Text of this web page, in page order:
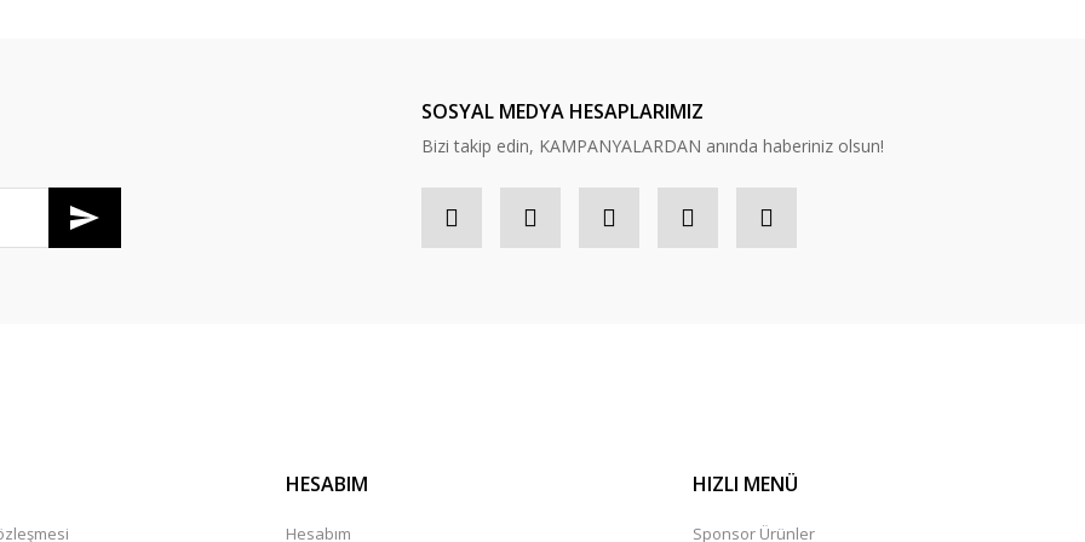
SOSYAL MEDYA HESAPLARIMIZ
Bizi takip edin, KAMPANYALARDAN anında haberiniz olsun!
HESABIM
Hesabım
HIZLI MENÜ
Sponsor Ürünler